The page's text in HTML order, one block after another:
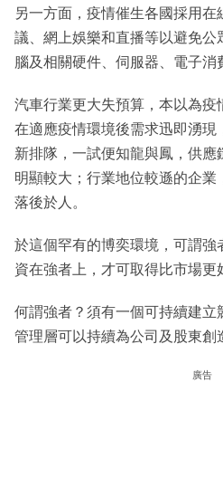
另一方面，疫情催生各國採用
議、網上娛樂和直播等以避免公
腦及相關硬件、伺服器、電子消
汽車行業更大失預算，本以為疫
在適應疫情環境後需求迅即湧
新排隊，一試便知龍與鳳，供
明顯較大；行業地位較遜的企
落後於人。
於這個罕有的博奕環境，可謂強
資在強者上，才可取得比市場更
何謂強者？須有一個可持續建立
管理層可以持續為公司及股東創
廣告